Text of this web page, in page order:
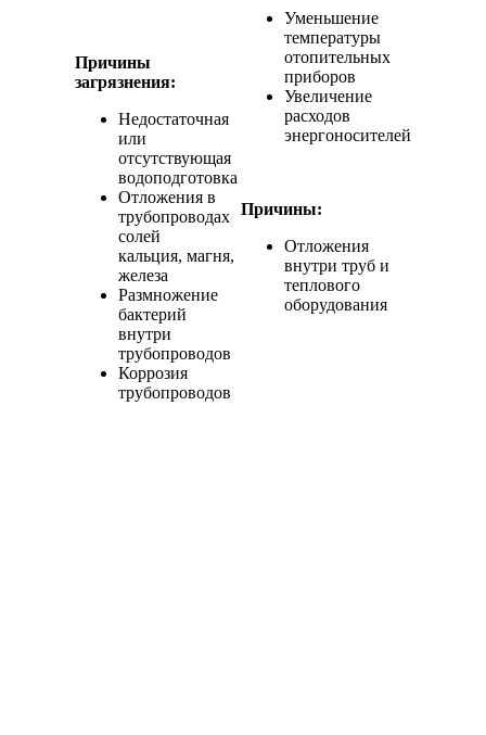
Причины
загрязнения:
Недостаточная
или
отсутствующая
водоподготовка
Отложения в
трубопроводах
солей
кальция, магня,
железа
Размножение
бактерий
внутри
трубопроводов
Коррозия
трубопроводов
Уменьшение
температуры
отопительных
приборов
Увеличение
расходов
энергоносителей
Причины:
Отложения
внутри труб и
теплового
оборудования